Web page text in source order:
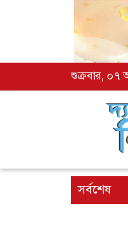
শুক্রবার, ০৭
সর্বশেষ